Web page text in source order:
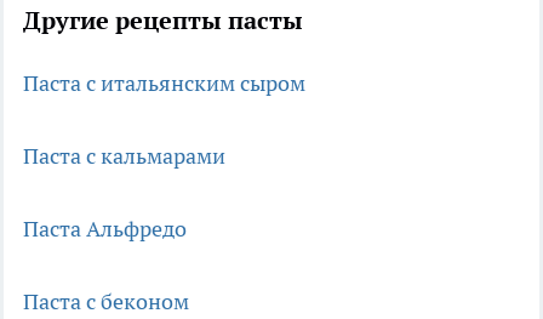
Другие рецепты пасты
Паста с итальянским сыром
Паста с кальмарами
Паста Альфредо
Паста с беконом